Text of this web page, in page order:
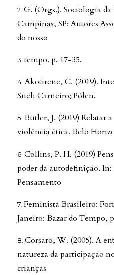
G. (Orgs.). Sociologia
Campinas, SP: Autores
do nosso
tempo. p. 17-35.
Akotirene, C. (2019).
Sueli Carneiro; Pólen.
Butler, J. (2019) Relatar
violência ética. Belo
Collins, P. H. (2019)
poder da autodefinição.
Pensamento
Feminista Brasileiro:
Janeiro: Bazar do Tempo,
Corsaro, W. (2005). A
natureza da participação
crianças